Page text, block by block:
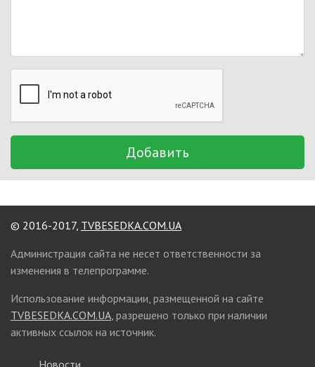
Добавить
© 2016-2017, TVBESEDKA.COM.UA
Администрация сайта не несет ответственности за
изменения в телепрограмме.
Использование информации, размещенной на сайте
TVBESEDKA.COM.UA , разрешено только при наличии
активных ссылок на источник.